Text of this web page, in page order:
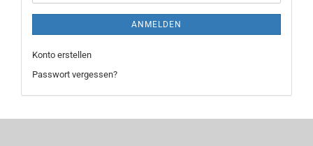
ANMELDEN
Konto erstellen
Passwort vergessen?